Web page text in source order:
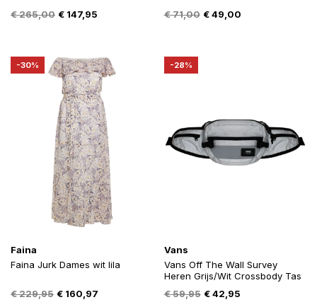
€265,00 Oorspronkelijke
€ 265,00.
€ 147,95
€ 147,95.
€71,00 Oorspronkelijke
€49,00Huidige
-30%
Faina
Faina Jurk Dames wit lila
€229,95 Oorspronkelijke
€ 160,97
-28%
Vans
Vans Off The Wall Survey
Heren Grijs/Wit Crossbody Tas
€59,95 Oorspronkelijke
€42,95Huidige